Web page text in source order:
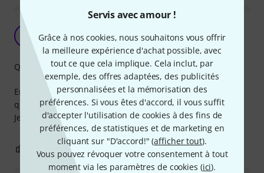
Servis avec amour !
Grâce à nos cookies, nous souhaitons vous offrir
la meilleure expérience d'achat possible, avec
tout ce que cela implique. Cela inclut, par
exemple, des offres adaptées, des publicités
personnalisées et la mémorisation des
préférences. Si vous êtes d'accord, il vous suffit
d'accepter l'utilisation de cookies à des fins de
préférences, de statistiques et de marketing en
cliquant sur "D'accord!" (afficher tout).
Vous pouvez révoquer votre consentement à tout
moment via les paramètres de cookies (ici).
M
mopiz 23.12.2024
Enrouleur Très très fluide, le cable est d'assez bonne
qualité et les prises pas dure
Je recommande
Qualité de fabrication
0